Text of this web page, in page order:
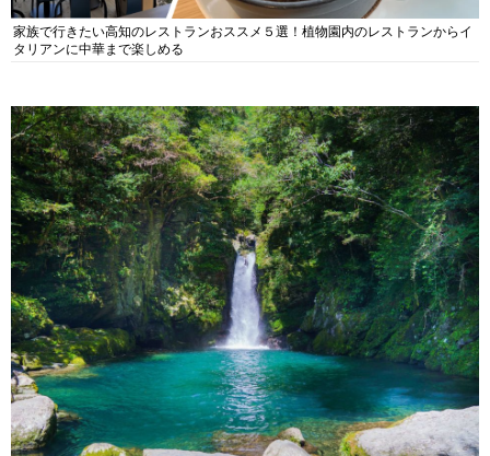
家族で行きたい高知のレストランおススメ５選！植物園内のレストランからイ
タリアンに中華まで楽しめる